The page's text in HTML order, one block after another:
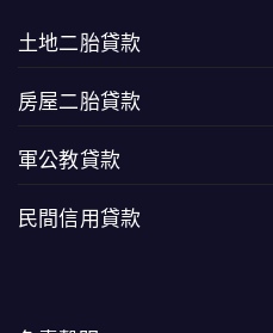
土地二胎貸款
房屋二胎貸款
軍公教貸款
民間信用貸款